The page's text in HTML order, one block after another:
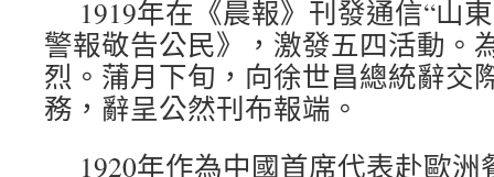
1919年在《晨報》刊發通信“山
警報敬告公民》，激發五四活動。
烈。蒲月下旬，向徐世昌總統辭交
務，辭呈公然刊布報端。
1920年作為中國首席代表赴歐洲